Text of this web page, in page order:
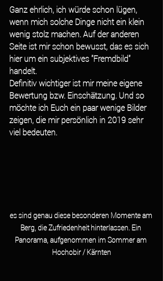
Ganz ehrlich, ich würde schon lügen,
wenn mich solche Dinge nicht ein klein
wenig stolz machen. Auf der anderen
Seite ist mir schon bewusst, das es sich
hier um ein subjektives "Fremdbild"
handelt.
Definitiv wichtiger ist mir meine eigene
Bewertung bzw. Einschätzung. Und so
möchte ich Euch ein paar wenige Bilder
zeigen, die mir persönlich in 2019 sehr
viel bedeuten.
es sind genau diese besonderen Momente am
Berg, die Zufriedenheit hinterlassen. Ein
Panorama, aufgenommen im Sommer am
Hochobir / Kärnten